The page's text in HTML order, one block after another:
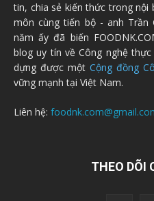
tin, chia sẻ kiến thức trong nội
môn cùng tiến bộ - anh
năm ấy đã biến
blog uy tín về Công nghệ
dựng được một Cộng đồng
vững mạnh tại Việt Nam.
Liên hệ:
THEO DÕI